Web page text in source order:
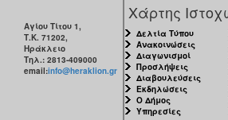
Αγίου Τίτου 1,
Τ.Κ. 71202,
Ηράκλειο
Τηλ.: 2813-409000
email:info@heraklion.gr
Χάρτης
Δελτία Τύπου
Ανακοινώσεις
Διαγωνισμοί
Προσλήψεις
Διαβουλεύσεις
Εκδηλώσεις
Ο Δήμος
Υπηρεσίες